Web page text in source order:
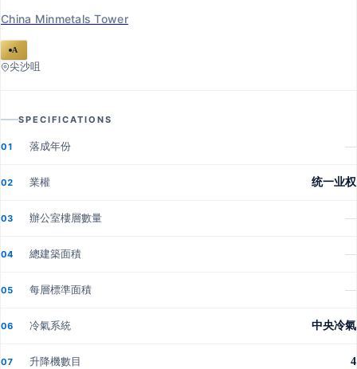
China Minmetals Tower
A
尖沙咀
SPECIFICATIONS
01 落成年份 —
02 業權 统一业权
03 辦公室樓層數量 —
04 總建築面積 —
05 每層標準面積 —
06 冷氣系統 中央冷氣
07 升降機數目 4